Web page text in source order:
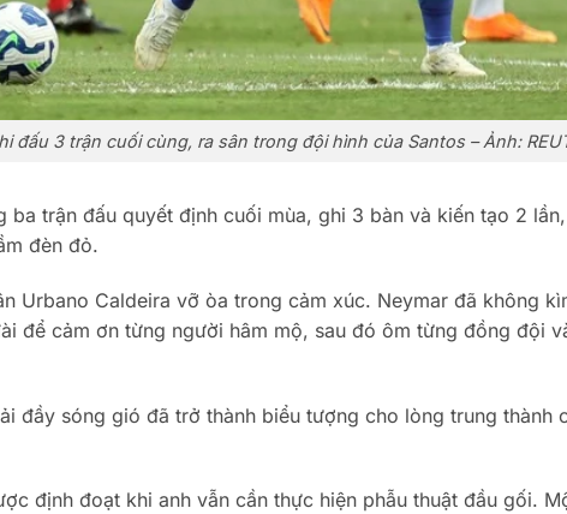
đấu 3 trận cuối cùng, ra sân trong đội hình của Santos – Ảnh:
trận đấu quyết định cuối mùa, ghi 3 bàn và kiến tạo 2
đèn đỏ.
Urbano Caldeira vỡ òa trong cảm xúc. Neymar đã không
để cảm ơn từng người hâm mộ, sau đó ôm từng đồng đội
đầy sóng gió đã trở thành biểu tượng cho lòng trung thành
định đoạt khi anh vẫn cần thực hiện phẫu thuật đầu gối.